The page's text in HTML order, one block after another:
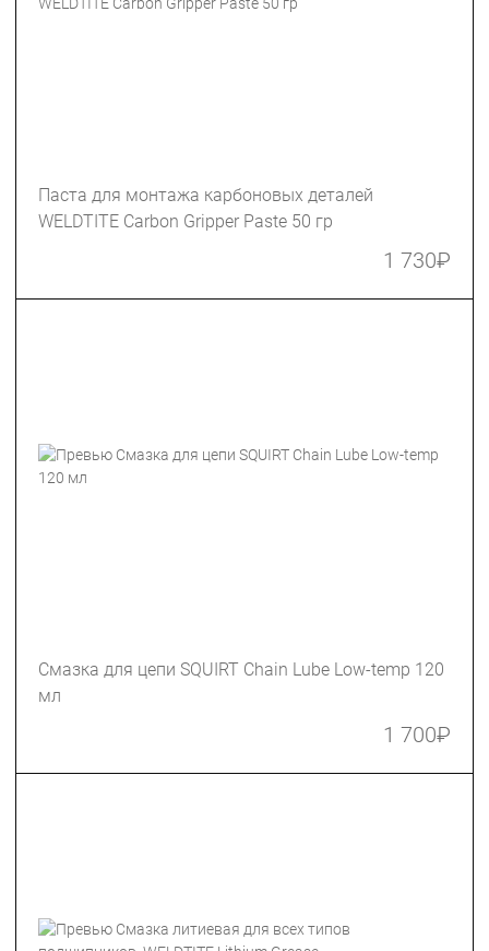
Паста для монтажа карбоновых деталей
WELDTITE Carbon Gripper Paste 50 гр
1 730₽
Смазка для цепи SQUIRT Chain Lube Low-temp 120
мл
1 700₽